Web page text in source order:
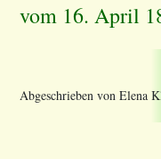
vom 16. April
Abgeschrieben von Elena